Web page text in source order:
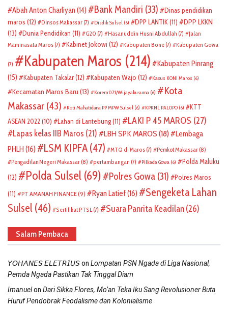
Abah Anton Charliyan (14) Bank Mandiri (33)
Dinas pendidikan
maros (12) Dinsos Makassar (7) Disdik Sulsel (6) DPP LANTIK(11)
DPP LKKN
(13)
Dunia Pendidikan (11) G20 (7) Hasanuddin Husni Abdullah (7)
Jalan
Maminasata Maros (7) Kabinet Jokowi (12) Kabupaten Bone (7) Kabupaten Gowa
(7) Kabupaten Maros (214)
Kabupaten Pinrang
(15)
Kabupaten Takalar(12) Kabupaten Wajo (12) Kasus KONI Maros (6)
Kecamatan Maros Baru (13) Korem 071/Wijayakusuma (6)
Kota
Makassar (43) Koti Mahatidana PP MPW Sulsel (6) KPKNL PALOPO (6)
KTT
ASEAN 2022 (10) Lahan di Lantebung(11) LAKI P 45 MAROS (27)
Lapas kelas IIB Maros (21) LBH SPK MAROS (18)
Lembaga
PHLH (16) LSM KIPFA (47) MTQ di Maros (7) Pemkot Makassar (8)
Pengadilan Negeri Makassar (8) pertambangan (7) Pilkada Gowa (6)
Polda Maluku
(12)
Polda Sulsel (69) Polres Gowa (31)
Polres Maros
(11)
PT AMANAH FINANCE(9) Ryan Latief(16)
Sengeketa Lahan
Sulsel (46) Sertifikat PTSL (7) Suara Panrita Keadilan(26)
Salam Pembaca
𝘠𝘖𝘏𝘈𝘕𝘌𝘚 𝘌𝘓𝘌𝘛𝘙𝘐𝘜𝘚on Lompatan PSN Ngada di Liga Nasional,
Pemda Ngada Pastikan Tak Tinggal Diam
Imanuelon Dari Sikka Flores, Mo’an Teka Iku Sang Revolusioner Buta
Huruf Pendobrak Feodalisme dan Kolonialisme